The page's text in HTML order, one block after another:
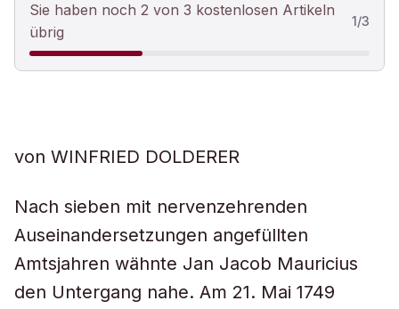
Sie haben noch 2 von 3 kostenlosen Artikeln
übrig
1/3
von WINFRIED DOLDERER
Nach sieben mit nervenzehrenden
Auseinandersetzungen angefüllten
Amtsjahren wähnte Jan Jacob Mauricius
den Untergang nahe. Am 21. Mai 1749